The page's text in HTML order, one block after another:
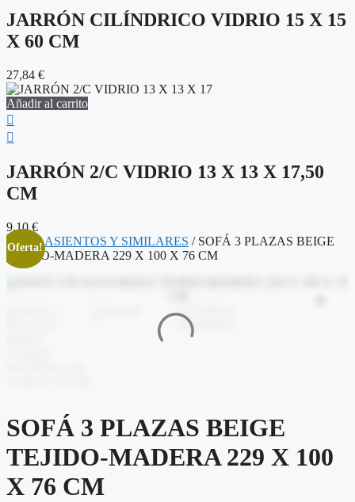
JARRÓN CILÍNDRICO VIDRIO 15 X 15
X 60 CM
27,84 €
Añadir al carrito
JARRÓN 2/C VIDRIO 13 X 13 X 17,50
CM
9,10€
Inicio
/ASIENTOS Y SIMILARES / SOFÁ 3 PLAZAS BEIGE
TEJIDO-MADERA 229 X 100 X 76 CM
¡Oferta!
SOFÁ 3 PLAZAS BEIGE
TEJIDO-MADERA 229 X 100
X 76 CM